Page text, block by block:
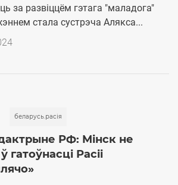
за развіццём гэтага "маладога"
стала сустрэча Алякса...
беларусь.расія
РФ: Мінск не
Расіі